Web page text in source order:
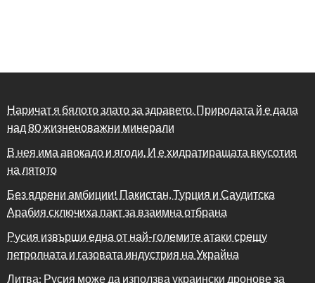
Наричат я бялото злато за здравето. Природата й е дала
над 80 жизненоважни минерали
В нея има авокадо и ягоди. И е хидратиращата вкусотия
на лятото
Без ядрени амбиции! Пакистан, Турция и Саудитска
Арабия сключиха пакт за взаимна отбрана
Русия извърши една от най-големите атаки срещу
петролната и газовата индустрия на Украйна
Литва: Русия може да използва украински дронове за